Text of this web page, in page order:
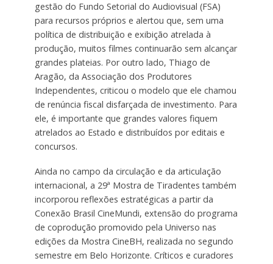
gestão do Fundo Setorial do Audiovisual (FSA)
para recursos próprios e alertou que, sem uma
política de distribuição e exibição atrelada à
produção, muitos filmes continuarão sem alcançar
grandes plateias. Por outro lado, Thiago de
Aragão, da Associação dos Produtores
Independentes, criticou o modelo que ele chamou
de renúncia fiscal disfarçada de investimento. Para
ele, é importante que grandes valores fiquem
atrelados ao Estado e distribuídos por editais e
concursos.
Ainda no campo da circulação e da articulação
internacional, a 29ª Mostra de Tiradentes também
incorporou reflexões estratégicas a partir da
Conexão Brasil CineMundi, extensão do programa
de coprodução promovido pela Universo nas
edições da Mostra CineBH, realizada no segundo
semestre em Belo Horizonte. Críticos e curadores